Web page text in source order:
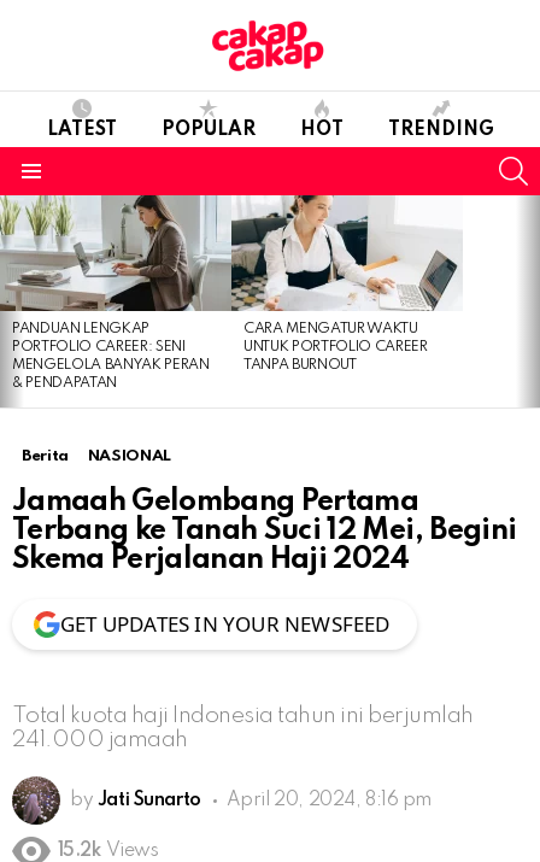
LATEST POPULAR HOT TRENDING
LATEST
STORIES
PANDUAN LENGKAP
PORTFOLIO CAREER: SENI
MENGELOLA BANYAK PERAN
& PENDAPATAN
CARA MENGATUR WAKTU
UNTUK PORTFOLIO CAREER
TANPA BURNOUT
Berita NASIONAL
Jamaah Gelombang Pertama
Terbang ke Tanah Suci 12 Mei, Begini
Skema Perjalanan Haji 2024
GET UPDATES IN YOUR NEWSFEED
Total kuota haji Indonesia tahun ini berjumlah
241.000 jamaah
by Jati Sunarto April 20, 2024, 8:16 pm
15.2k Views